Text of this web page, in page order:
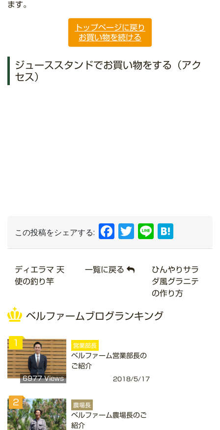
ます。
トップページに戻り
お買い物を続ける
ジューススタンドでお買い物をする（アク
セス）
この投稿をシェアする: Facebook
Twitter
Line
ディエラマ 天
使の釣り竿
一覧に戻る
ひんやりサラ
ダ風グラニテ
の作り方
ベルファームブログランキング
1 営業部長
ベルファーム営業部長の
ご紹介
6977 Views 2018/5/17
2 農場長
ベルファーム農場長のご
紹介